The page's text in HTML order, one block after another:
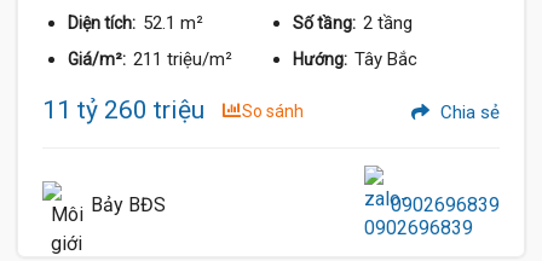
Diện tích: 52.1 m² Số tầng: 2 tầng
Giá/m²: 211 triệu/m² Hướng: Tây Bắc
11 tỷ 260 triệu So sánh Chia sẻ
Bảy BĐS 0902696839